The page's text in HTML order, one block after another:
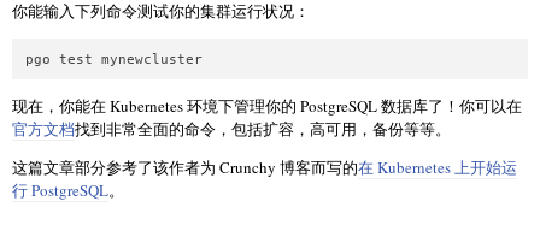
你能输入下列命令测试你的集群运行状况：
pgo test mynewcluster
现在，你能在 Kubernetes 环境下管理你的 PostgreSQL 数据库了！你可以在
官方文档找到非常全面的命令，包括扩容，高可用，备份等等。
这篇文章部分参考了该作者为 Crunchy 博客而写的在 Kubernetes 上开始运
行 PostgreSQL。